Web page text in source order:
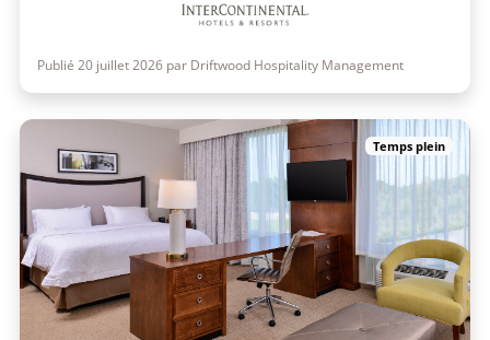
Publié 20 juillet 2026 par Driftwood Hospitality Management
Temps plein